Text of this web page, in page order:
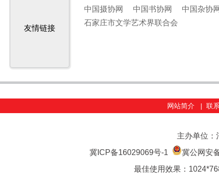
友情链接
中国摄协网
中国书协网
中国杂协
石家庄市文学艺术界联合会
网站简介 | 联
主办单位：
冀ICP备16029069号-1
冀公网安
最佳使用效果：